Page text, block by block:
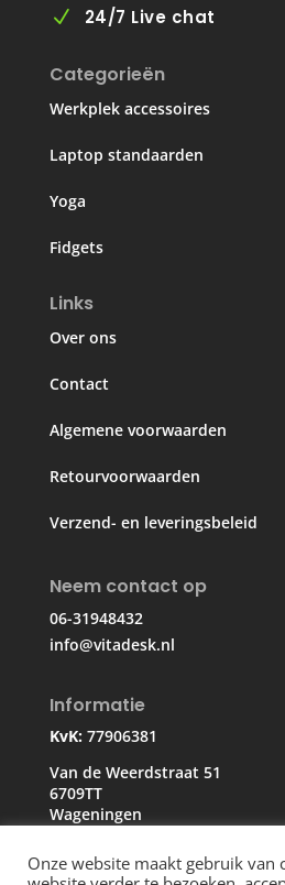
N 24/7 Live chat
Categorieën
Werkplek accessoires
Laptop standaarden
Yoga
Fidgets
Links
Over ons
Contact
Algemene voorwaarden
Retourvoorwaarden
Verzend- en leveringsbeleid
Neem contact op
06-31948432
info@vitadesk.nl
Informatie
KvK: 77906381
Van de Weerdstraat 51
6709TT
Wageningen
Onze website maakt gebruik van